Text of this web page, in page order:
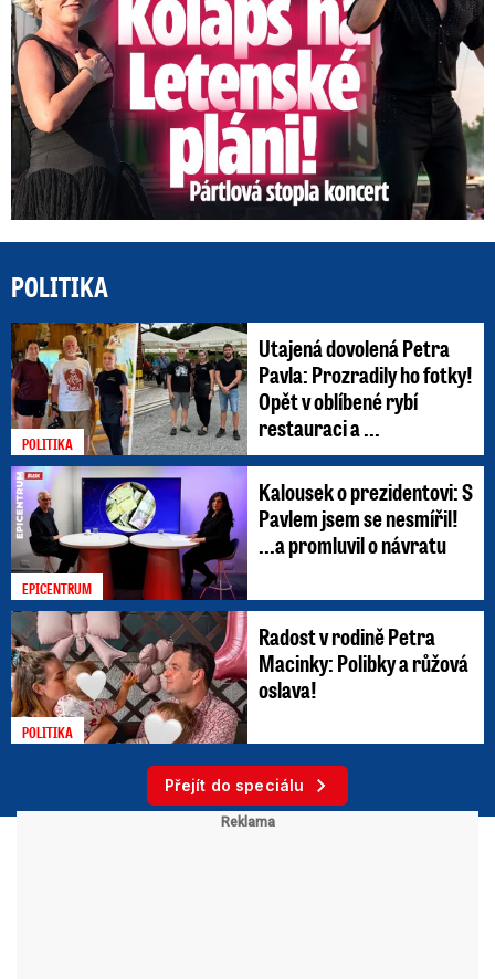
POLITIKA
POLITIKA
Utajená dovolená Petra
Pavla: Prozradily ho fotky!
Opět v oblíbené rybí
restauraci a ...
EPICENTRUM
Kalousek o prezidentovi: S
Pavlem jsem se nesmířil!
...a promluvil o návratu
POLITIKA
Radost v rodině Petra
Macinky: Polibky a růžová
oslava!
Přejít do speciálu